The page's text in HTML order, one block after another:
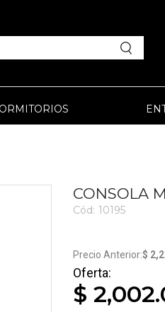
CONSOLA
Cód: 10195
$
$